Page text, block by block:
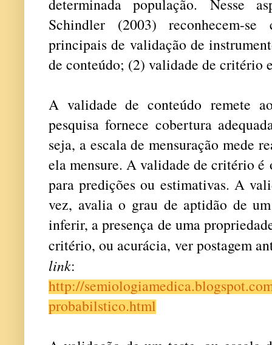
determinada população. Nesse
Schindler (2003) reconhecem-se
principais de validação de
de conteúdo; (2) validade de critério
A validade de conteúdo remete
pesquisa fornece cobertura
seja, a escala de mensuração mede
ela mensure. A validade de critério é
para predições ou estimativas. A
vez, avalia o grau de aptidão de
inferir, a presença de uma
critério, ou acurácia, ver postagem
link:
http://
probabilstico.html